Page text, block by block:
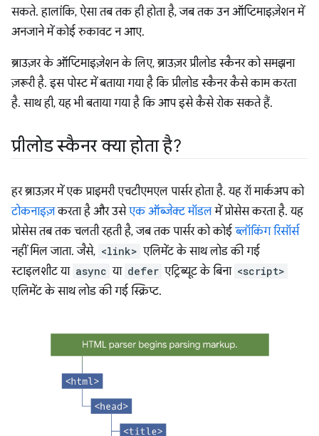
सकते. हालांकि, ऐसा तब तक ही होता है, जब तक उन ऑप्टिमाइज़ेशन में
अनजाने में कोई रुकावट न आए.
ब्राउज़र के ऑप्टिमाइज़ेशन के लिए, ब्राउज़र प्रीलोड स्कैनर को समझना
ज़रूरी है. इस पोस्ट में बताया गया है कि प्रीलोड स्कैनर कैसे काम करता
है. साथ ही, यह भी बताया गया है कि आप इसे कैसे रोक सकते हैं.
प्रीलोड स्कैनर क्या होता है?
हर ब्राउज़र में एक प्राइमरी एचटीएमएल पार्सर होता है. यह रॉ मार्कअप को
टोकनाइज़करता है और उसेएक ऑब्जेक्ट मॉडलमें प्रोसेस करता है. यह
प्रोसेस तब तक चलती रहती है, जब तक पार्सर को कोई ब्लॉकिंग रिसॉर्स
नहीं मिल जाता. जैसे, <link> एलिमेंट के साथ लोड की गई
स्टाइलशीट या async या defer एट्रिब्यूट के बिना <script>
एलिमेंट के साथ लोड की गई स्क्रिप्ट.